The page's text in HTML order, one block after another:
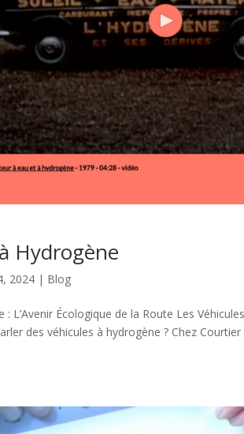
Hydrogène
2024 | Blog
: L’Avenir Écologique de la Route Les
des véhicules à hydrogène ? Chez